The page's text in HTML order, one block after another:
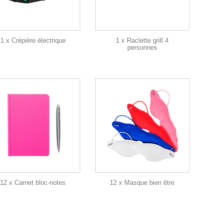
1 x Crépière électrique
1 x Raclette grill 4
personnes
12 x Carnet bloc-notes 12 x Masque bien être